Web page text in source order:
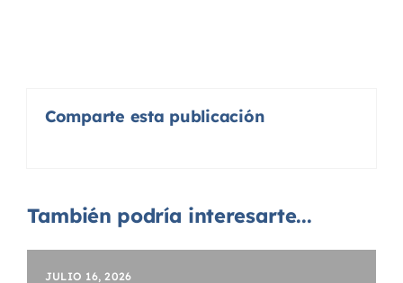
Comparte esta publicación
También podría interesarte...
JULIO 16, 2026